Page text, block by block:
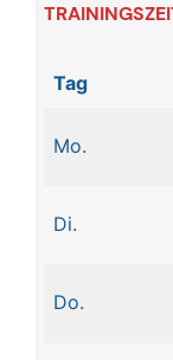
Tag
Mo.
Di.
Do.